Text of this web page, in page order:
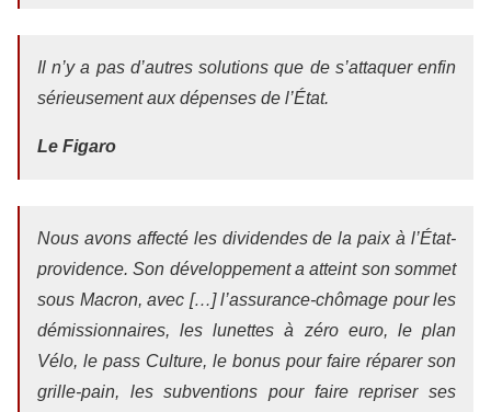
Il n’y a pas d’autres solutions que de s’attaquer enfin
sérieusement aux dépenses de l’État.
Le Figaro
Nous avons affecté les dividendes de la paix à l’État-
providence. Son développement a atteint son sommet
sous Macron, avec […] l’assurance-chômage pour les
démissionnaires, les lunettes à zéro euro, le plan
Vélo, le pass Culture, le bonus pour faire réparer son
grille-pain, les subventions pour faire repriser ses